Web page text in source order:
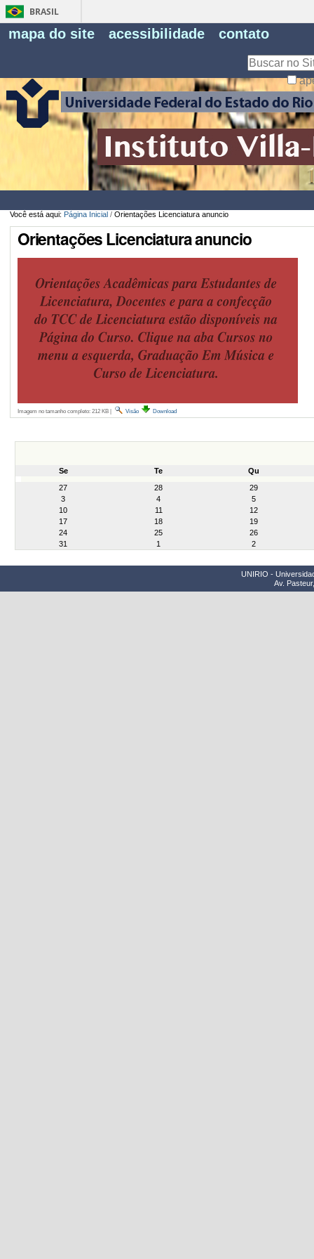
BRASIL
mapa do site acessibilidade contato
Você está aqui: Página Inicial / Orientações Licenciatura anuncio
Orientações Licenciatura anuncio
Imagem no tamanho completo: 212 KB| Visão Download
Se Te
Qu
27
28
29
3
4
5
10
11
12
17
18
19
24
25
26
31
1 2
UNIRIO -
Av.